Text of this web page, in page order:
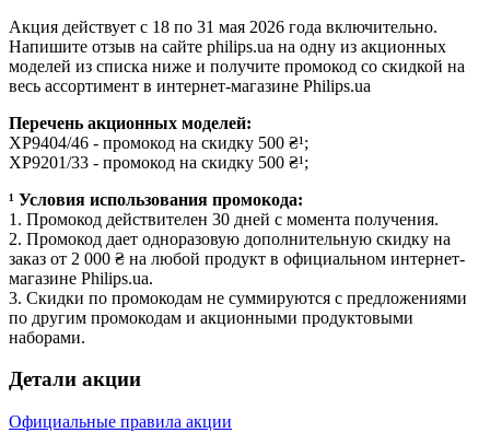
Акция действует с 18 по 31 мая 2026 года включительно.
Напишите отзыв на сайте philips.ua на одну из акционных
моделей из списка ниже и получите промокод со скидкой на
весь ассортимент в интернет-магазине Philips.ua
Перечень акционных моделей:
XP9404/46 - промокод на скидку 500 ₴¹;
XP9201/33 - промокод на скидку 500 ₴¹;
¹ Условия использования промокода:
1. Промокод действителен 30 дней с момента получения.
2. Промокод дает одноразовую дополнительную скидку на
заказ от 2 000 ₴ на любой продукт в официальном интернет-
магазине Philips.ua.
3. Скидки по промокодам не суммируются с предложениями
по другим промокодам и акционными продуктовыми
наборами.
Детали акции
Официальные правила акции